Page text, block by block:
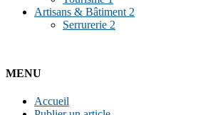
Artisans & Bâtiment 2
Serrurerie 2
MENU
Accueil